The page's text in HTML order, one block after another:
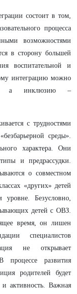
состоит в том,
процесса
возможностями
в сторону большей
воспитательной и
интеграцию можно
а инклюзию ‒
с трудностями
среды».
характера. Они
и предрассудки.
о совместном
«других» детей
уровне. Безусловно,
детей с ОВЗ.
время, он лишен
специалистов
не открывает
процессе развития
родителей будет
и активность. Важная